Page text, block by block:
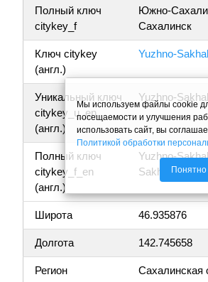
Полный ключ
citykey_f
Южно-
Сахалинск
Ключ citykey
(англ.)
Yuzhno-
Уникальный ключ
citykey_u_en
(англ.)
Yuzhno-
Полный ключ
citykey_f_en
(англ.)
Yuzhno-
Sakhalinsk
Широта 46.935876
Долгота 142.745658
Регион Сахалинская
Мы используем файлы cookie
посещаемости и улучшения
использовать сайт, вы
Политикой обработки
Понятно